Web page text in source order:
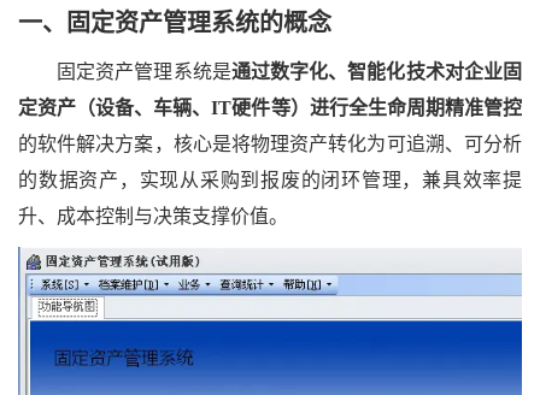
一、 固定资产管理系统的概念
固定资产管理系统是通过数字化、智能化技术对企业固
定资产（设备、车辆、IT硬件等）进行全生命周期精准管控
的软件解决方案，核心是将物理资产转化为可追溯、可分析
的数据资产，实现从采购到报废的闭环管理，兼具效率提
升、成本控制与决策支撑价值。